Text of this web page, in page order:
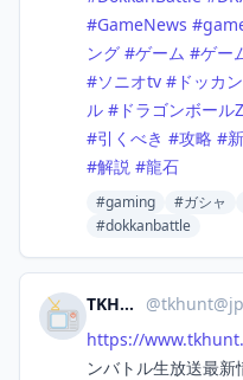
#GameNews #
ング #ゲーム #ゲー
#ソニオtv # ドッカン
ル # ドラゴンボールZ
#引くべき #攻略 #
#解説 #龍石
#gaming #ガシャ
#dokkanbattle
TKHUNT @
https://www.
ンバトル生放送最新